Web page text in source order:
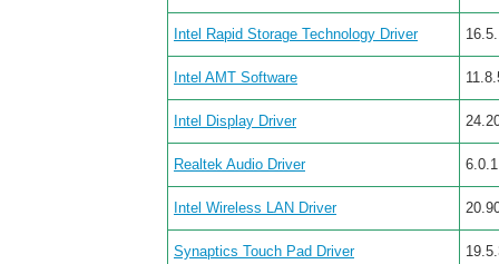
Intel Rapid Storage Technology Driver
Intel AMT Software
Intel Display Driver
Realtek Audio Driver
Intel Wireless LAN Driver
Synaptics Touch Pad Driver